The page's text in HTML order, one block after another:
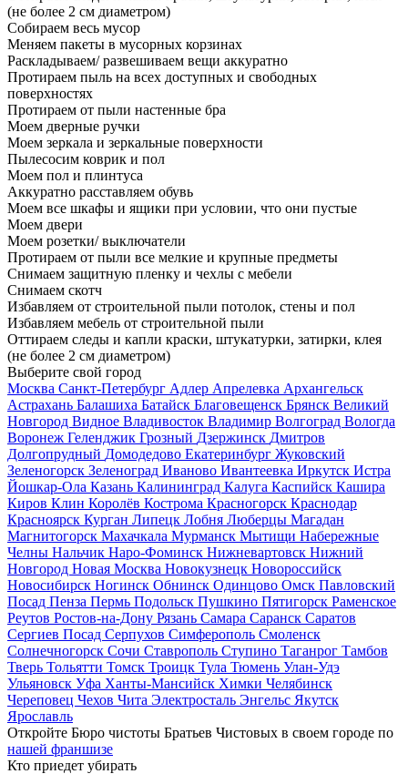
(не более 2 см диаметром)
Собираем весь мусор
Меняем пакеты в мусорных корзинах
Раскладываем/ развешиваем вещи аккуратно
Протираем пыль на всех доступных и свободных
поверхностях
Протираем от пыли настенные бра
Моем дверные ручки
Моем зеркала и зеркальные поверхности
Пылесосим коврик и пол
Моем пол и плинтуса
Аккуратно расставляем обувь
Моем все шкафы и ящики при условии, что они пустые
Моем двери
Моем розетки/ выключатели
Протираем от пыли все мелкие и крупные предметы
Снимаем защитную пленку и чехлы с мебели
Снимаем скотч
Избавляем от строительной пыли потолок, стены и пол
Избавляем мебель от строительной пыли
Оттираем следы и капли краски, штукатурки, затирки, клея
(не более 2 см диаметром)
Выберите свой город
Москва Санкт-Петербург Адлер Апрелевка Архангельск
Астрахань Балашиха Батайск Благовещенск Брянск Великий
Новгород Видное Владивосток Владимир Волгоград Вологда
Воронеж Геленджик Грозный Дзержинск Дмитров
Долгопрудный Домодедово Екатеринбург Жуковский
Зеленогорск Зеленоград Иваново Ивантеевка Иркутск Истра
Йошкар-Ола Казань Калининград Калуга Каспийск Кашира
Киров Клин Королёв Кострома Красногорск Краснодар
Красноярск Курган Липецк Лобня Люберцы Магадан
Магнитогорск Махачкала Мурманск Мытищи Набережные
Челны Нальчик Наро-Фоминск Нижневартовск Нижний
Новгород Новая Москва Новокузнецк Новороссийск
Новосибирск Ногинск Обнинск Одинцово Омск Павловский
Посад Пенза Пермь Подольск Пушкино Пятигорск Раменское
Реутов Ростов-на-Дону Рязань Самара Саранск Саратов
Сергиев Посад Серпухов Симферополь Смоленск
Солнечногорск Сочи Ставрополь Ступино Таганрог Тамбов
Тверь Тольятти Томск Троицк Тула Тюмень Улан-Удэ
Ульяновск Уфа Ханты-Мансийск Химки Челябинск
Череповец Чехов Чита Электросталь Энгельс Якутск
Ярославль
Откройте Бюро чистоты Братьев Чистовых в своем городе по
нашей франшизе
Кто приедет убирать